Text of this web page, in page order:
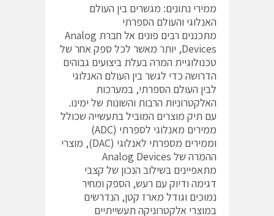
ממירי נתונים: מגשרים בין העולם
האנלוגי והעולם הספרתי
מתכננים רבים פונים אל חברת Analog
Devices, יותר מאשר לכל ספק אחר של
טכנולוגיית המרה בעלת ביצועים גבוהים
הדרושה כדי לגשר בין העולם האנלוגי
לבין העולם הספרתי, במערכות
האלקטרוניות הרבות והשונות של ימינו.
עם תיק מוצרים המוביל בתעשייה שכולל
ממירים מאנלוגי לספרתי (ADC)
וממירים מספרתי לאנלוגי (DAC), מוצרי
ההמרה של Analog Devices
מתאפיינים בשילוב הנכון של קצבי
דגימה ודיוק עם רעש, הספק ומחיר
נמוכים וגודל מארז קטן, הנדרשים
במוצרי אלקטרוניקה תעשייתיים